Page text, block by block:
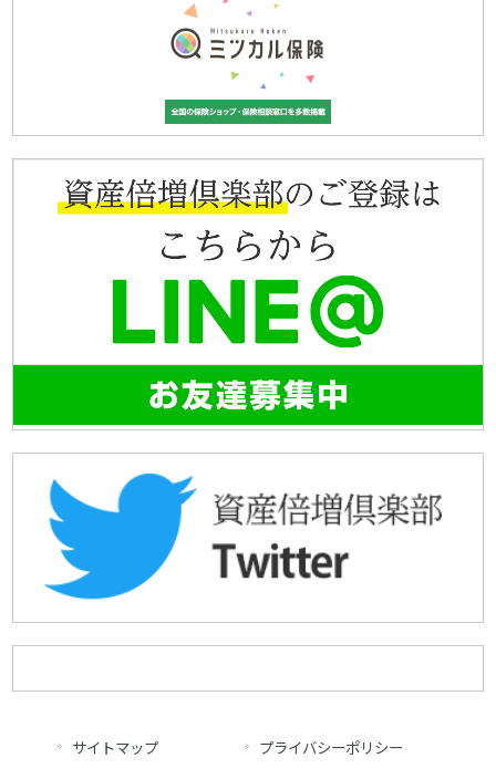
サイトマップ プライバシーポリシー